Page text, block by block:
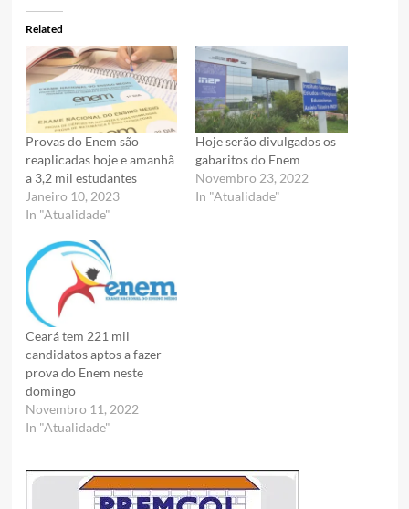
Related
Provas do Enem são
reaplicadas hoje e amanhã
a 3,2 mil estudantes
Janeiro 10, 2023
In "Atualidade"
Hoje serão divulgados os
gabaritos do Enem
Novembro 23, 2022
In "Atualidade"
Ceará tem 221 mil
candidatos aptos a fazer
prova do Enem neste
domingo
Novembro 11, 2022
In "Atualidade"